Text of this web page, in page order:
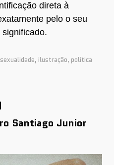
direta à
pelo o seu
, ilustração, política
Santiago Junior